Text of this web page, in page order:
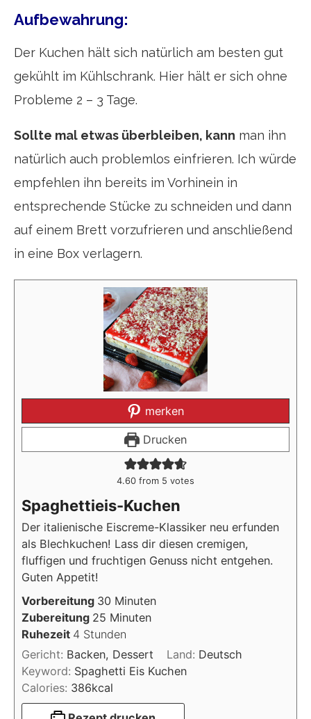
Aufbewahrung:
Der Kuchen hält sich natürlich am besten gut
gekühlt im Kühlschrank. Hier hält er sich ohne
Probleme 2 – 3 Tage.
Sollte mal etwas überbleiben, kann man ihn
natürlich auch problemlos einfrieren. Ich würde
empfehlen ihn bereits im Vorhinein in
entsprechende Stücke zu schneiden und dann
auf einem Brett vorzufrieren und anschließend
in eine Box verlagern.
merken
Drucken
4.60 from 5 votes
Spaghettieis-Kuchen
Der italienische Eiscreme-Klassiker neu erfunden
als Blechkuchen! Lass dir diesen cremigen,
fluffigen und fruchtigen Genuss nicht entgehen.
Guten Appetit!
Vorbereitung 30 Minuten
Minuten
Zubereitung 25 Minuten
Minuten
Ruhezeit 4 Stunden
Stunden
Gericht: Backen, Dessert Land: Deutsch
Keyword: Spaghetti Eis Kuchen
Calories: 386kcal